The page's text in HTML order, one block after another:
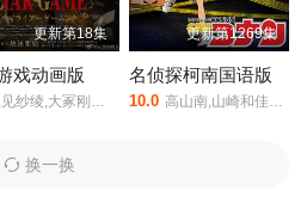
导,猪股慧士,东山奈央,江头宏哉,岛
梅原裕一郎等人主演的,于2026年上
星辰影院，星空影院，西瓜影院，
版资源免费在线观看。
更新第18集
戏动画版
,大冢刚央,中谷一博,飞田展男,上田燿司
更新第1269集
名侦探柯南国语版
10.0 高山南,山崎和佳奈,神谷明,小山力也,林原惠美,山口胜平,田中秀幸,岛本须美,绪方贤一,堀川亮,松井菜樱子,宫村优子,岩居由希子,大谷育江,高木涉,高岛雅罗,堀之纪,立木文彦,小山茉美,三石琴乃,置鲇龙太郎,日高范子,池田秀一,古谷彻
换一换